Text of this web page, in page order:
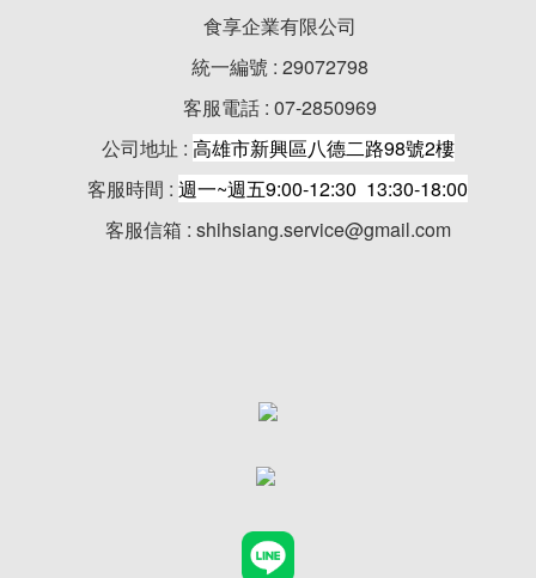
食享企業有限公司
統一編號 : 29072798
客服電話 : 07-2850969
公司地址 : 高雄市新興區八德二路98號2樓
客服時間 : 週一~週五9:00-12:30 13:30-18:00
客服信箱 : shihsiang.service@gmail.com